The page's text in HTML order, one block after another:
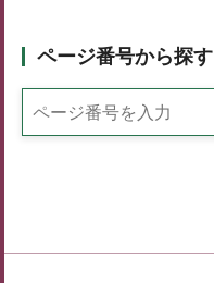
ページ番号から探す